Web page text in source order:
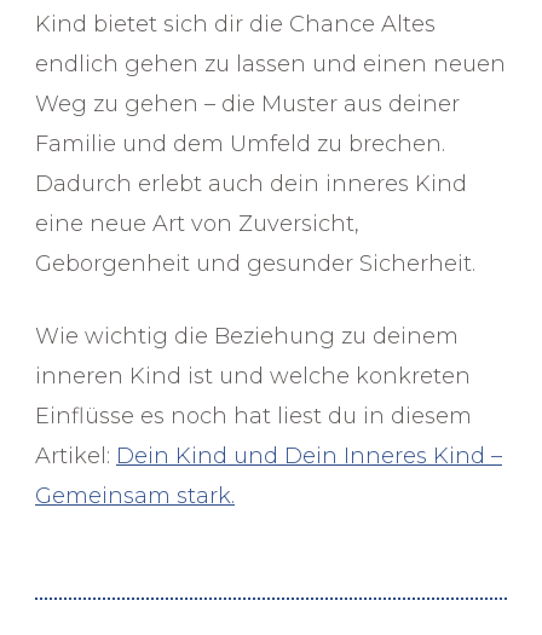
Kind bietet sich dir die Chance Altes
endlich gehen zu lassen und einen neuen
Weg zu gehen – die Muster aus deiner
Familie und dem Umfeld zu brechen.
Dadurch erlebt auch dein inneres Kind
eine neue Art von Zuversicht,
Geborgenheit und gesunder Sicherheit.
Wie wichtig die Beziehung zu deinem
inneren Kind ist und welche konkreten
Einflüsse es noch hat liest du in diesem
Artikel: Dein Kind und Dein Inneres Kind –
Gemeinsam stark.